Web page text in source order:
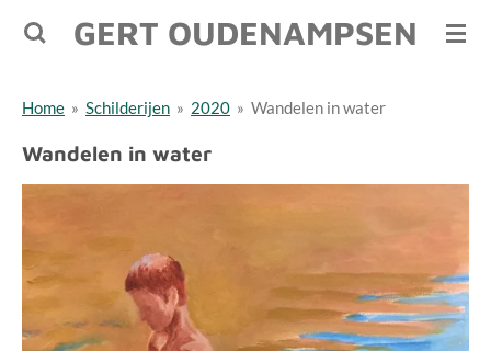
Ga
de
hoofdinhoud
GERT OUDENAMPSEN
Home » Schilderijen » 2020 » Wandelen in water
Wandelen in water